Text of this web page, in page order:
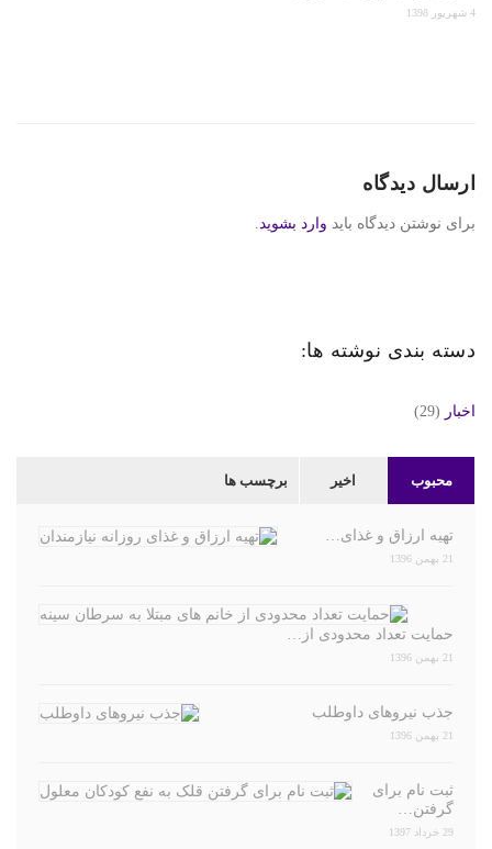
4 شهریور 1398
ارسال دیدگاه
برای نوشتن دیدگاه باید وارد بشوید.
دسته بندی نوشته ها:
اخبار (29)
محبوب اخیر برچسب ها
تهیه ارزاق و غذای…
21 بهمن 1396
حمایت تعداد محدودی از…
21 بهمن 1396
جذب نیروهای داوطلب
21 بهمن 1396
ثبت نام برای
گرفتن…
29 خرداد 1397